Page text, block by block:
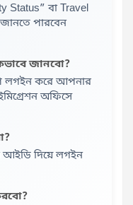
Status” বা Travel
পারবেন
জানবো?
লগইন করে আপনার
অফিসে
আইডি দিয়ে লগইন